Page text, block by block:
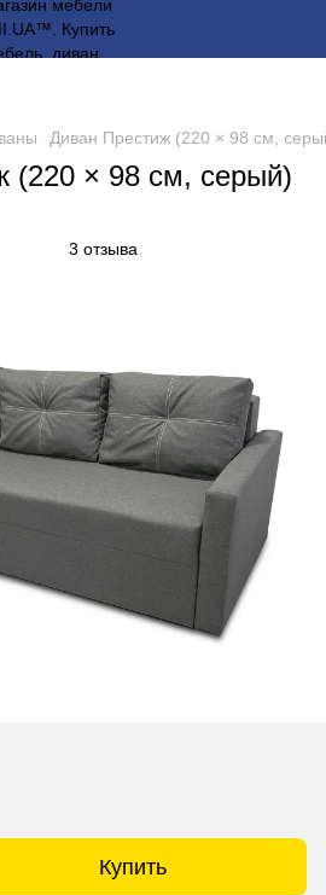
Диван Престиж (220 × 98 см,
(220 × 98 см, серый)
3 отзыва
Купить